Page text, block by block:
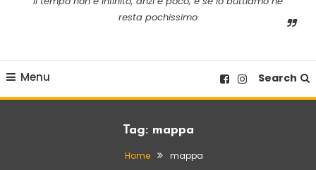
resta pochissimo
Menu Search
Tag: mappa
Home mappa